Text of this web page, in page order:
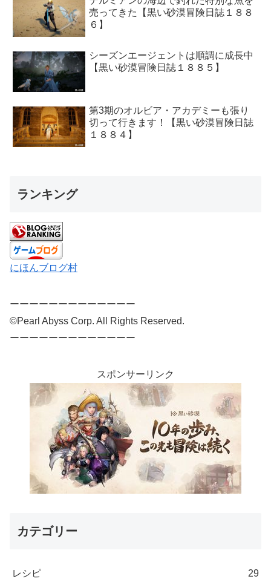
売ってきた【黒い砂漠冒険日誌１８８
６】
シーズンエージェントは順調に成長中
【黒い砂漠冒険日誌１８８５】
第3期のオルビア・アカデミーも張り
切って行きます！【黒い砂漠冒険日誌
１８８４】
ランキング
にほんブログ村
ーーーーーーーーーーーーー
©Pearl Abyss Corp. All Rights Reserved.
ーーーーーーーーーーーーー
スポンサーリンク
カテゴリー
レシピ 29